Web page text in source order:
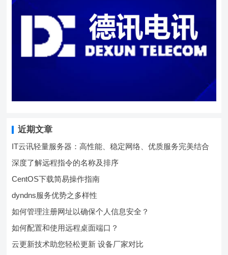
近期文章
IT云讯轻量服务器：高性能、稳定网络、优质服务完美结合
深度了解远程指令的名称及排序
CentOS下载简易操作指南
dyndns服务优势之多样性
如何管理注册网址以确保个人信息安全？
如何配置和使用远程桌面端口？
云更新技术助您轻松更新 设备厂家对比